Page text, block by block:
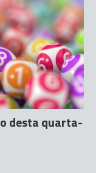
desta quarta-